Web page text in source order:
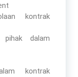
kontrak
dalam
kontrak